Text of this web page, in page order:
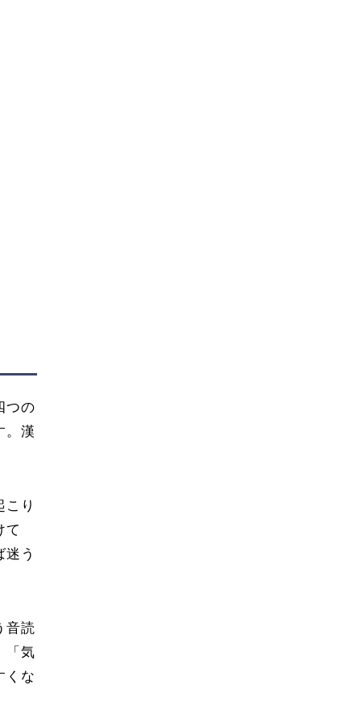
つの
。漢
り
て
う
音読
「気
くな